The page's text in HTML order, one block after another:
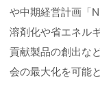
や中期経営計画「
溶剤化や省エネル
貢献製品の創出な
会の最大化を可能